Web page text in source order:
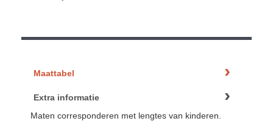
Maattabel
Extra informatie
Maten corresponderen met lengtes van kinderen.